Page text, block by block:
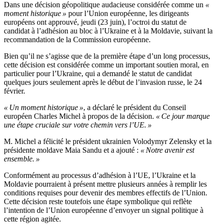
Dans une décision géopolitique audacieuse considérée comme un «
moment historique » pour l’Union européenne, les dirigeants
européens ont approuvé, jeudi (23 juin), l’octroi du statut de
candidat à l’adhésion au bloc à l’Ukraine et à la Moldavie, suivant la
recommandation de la Commission européenne.
Bien qu’il ne s’agisse que de la première étape d’un long processus,
cette décision est considérée comme un important soutien moral, en
particulier pour l’Ukraine, qui a demandé le statut de candidat
quelques jours seulement après le début de l’invasion russe, le 24
février.
« Un moment historique », a déclaré le président du Conseil
européen Charles Michel à propos de la décision. « Ce jour marque
une étape cruciale sur votre chemin vers l’UE. »
M. Michel a félicité le président ukrainien Volodymyr Zelensky et la
présidente moldave Maia Sandu et a ajouté : « Notre avenir est
ensemble. »
Conformément au processus d’adhésion à l’UE, l’Ukraine et la
Moldavie pourraient à présent mettre plusieurs années à remplir les
conditions requises pour devenir des membres effectifs de l’Union.
Cette décision reste toutefois une étape symbolique qui reflète
l’intention de l’Union européenne d’envoyer un signal politique à
cette région agitée.